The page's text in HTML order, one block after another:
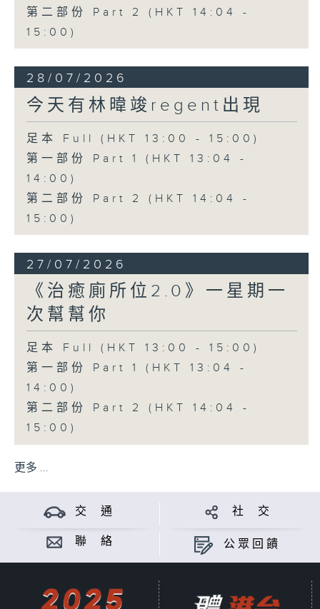
第二部份 Part 2 (HKT 14:04 -
15:00)
28/07/2026
今天有林暐竣regent出現
足本 Full (HKT 13:00 - 15:00)
第一部份 Part 1 (HKT 13:04 -
14:00)
第二部份 Part 2 (HKT 14:04 -
15:00)
27/07/2026
《治癒廁所位2.0》一星期一
次幫幫你
足本 Full (HKT 13:00 - 15:00)
第一部份 Part 1 (HKT 13:04 -
14:00)
第二部份 Part 2 (HKT 14:04 -
15:00)
更多 ...
交 通 社 交
聯 絡 公眾回饋